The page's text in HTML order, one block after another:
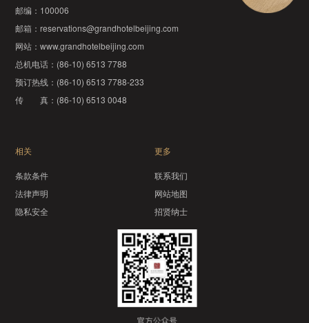
邮编： 100006
邮箱：reservations@grandhotelbeijing.com
网站：www.grandhotelbeijing.com
总机电话： (86-10) 6513 7788
预订热线： (86-10) 6513 7788-233
传 真： (86-10) 6513 0048
相关
条款条件
法律声明
隐私安全
更多
联系我们
网站地图
招贤纳士